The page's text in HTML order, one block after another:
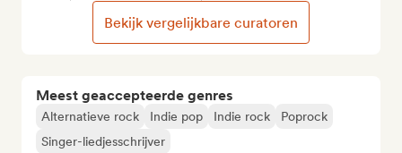
Meest geaccepteerde genres
Alternatieve rock Indie pop Indie rock
Poprock
Singer-liedjesschrijver
Bekijk vergelijkbare curatoren